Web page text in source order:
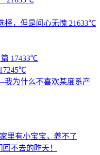
择，但是问心无愧 21633℃
17433℃
17245℃
为什么不喜欢某度系产
里有小宝宝，养不了
不去的昨天！